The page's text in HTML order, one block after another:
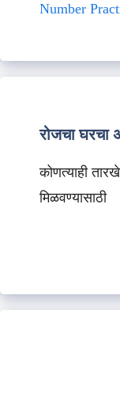
Number
रोजचा
कोणत्याही
मिळवण्यासाठी